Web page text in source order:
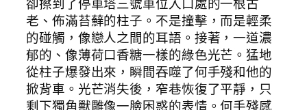
老、佈滿苔蘚的柱子。不是撞擊，而是輕柔
的碰觸，像戀人之間的耳語。接著，一道濃
郁的、像薄荷口香糖一樣的綠色光芒。猛地
從柱子爆發出來，瞬間吞噬了何手殘和他的
掀背車。光芒消失後，窄巷恢復了平靜，只
剩下獨角獸雕像一臉困惑的表情。何手殘感